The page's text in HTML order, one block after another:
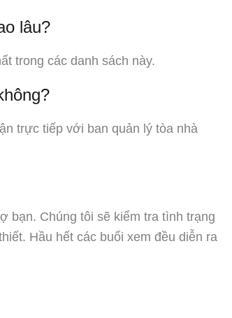
lâu?
trong các danh sách này.
trực tiếp với ban quản lý tòa nhà
bạn. Chúng tôi sẽ kiểm tra tình trạng
Hầu hết các buổi xem đều diễn ra